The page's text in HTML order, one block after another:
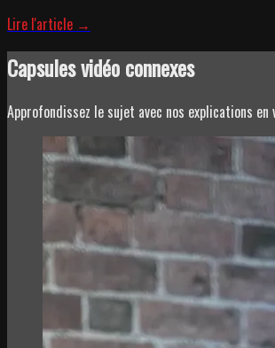
Lire l'article →
Capsules vidéo connexes
Approfondissez le sujet avec nos explications en